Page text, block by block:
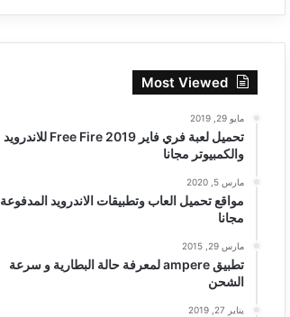
Most Viewed
مايو 29, 2019
تحميل لعبة فري فاير Free Fire 2019 للاندرويد
والكمبيوتر مجانا
مارس 5, 2020
مواقع تحميل العاب وتطبيقات الاندرويد المدفوعة
مجانا
مارس 29, 2015
تطبيق ampere لمعرفة حالة البطارية و سرعة
الشحن
يناير 27, 2019